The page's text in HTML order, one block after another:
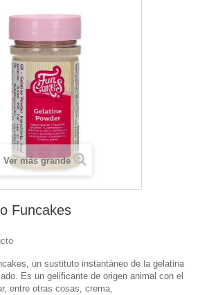
Ver más grande
Funcakes
un sustituto instantáneo de la gelatina
Es un gelificante de origen animal con el
entre otras cosas, crema,